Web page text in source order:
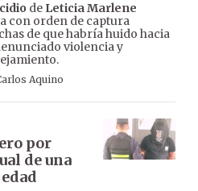
de Leticia Marlene
con orden de captura
de que habría huido hacia
violencia y
Aquino
por
de una